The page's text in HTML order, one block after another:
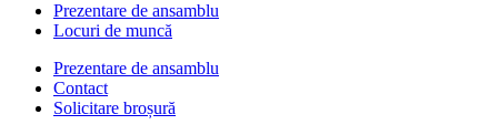
Prezentare de ansamblu
Locuri de muncă
Prezentare de ansamblu
Contact
Solicitare broșură